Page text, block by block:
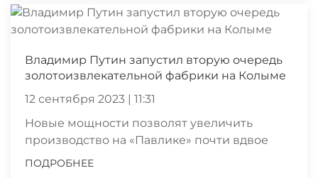
Владимир Путин запустил вторую очередь
золотоизвлекательной фабрики на Колыме
12 сентября 2023 | 11:31
Новые мощности позволят увеличить
производство на «Павлике» почти вдвое
ПОДРОБНЕЕ